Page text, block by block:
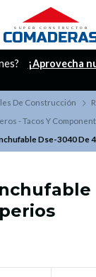
¡Aprovecha
De Construcción
- Tacos Y
Dse-3040 De